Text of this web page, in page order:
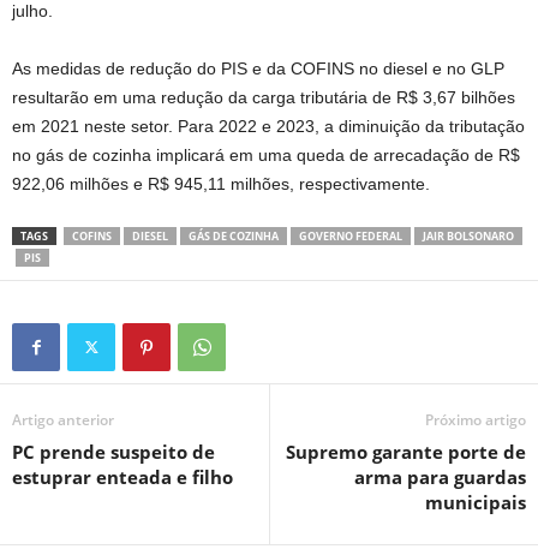
julho.
As medidas de redução do PIS e da COFINS no diesel e no GLP
resultarão em uma redução da carga tributária de R$ 3,67 bilhões
em 2021 neste setor. Para 2022 e 2023, a diminuição da tributação
no gás de cozinha implicará em uma queda de arrecadação de R$
922,06 milhões e R$ 945,11 milhões, respectivamente.
TAGS COFINS DIESEL GÁS DE COZINHA GOVERNO FEDERAL
JAIR BOLSONARO
PIS
Artigo anterior
PC prende suspeito de
estuprar enteada e filho
Próximo artigo
Supremo garante porte de
arma para guardas
municipais